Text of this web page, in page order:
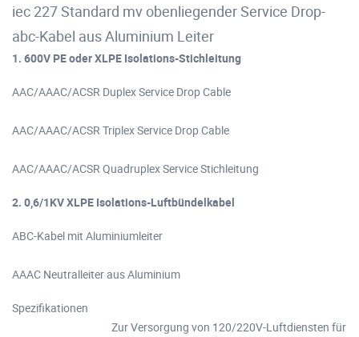
iec 227 Standard mv obenliegender Service Drop-
abc-Kabel aus Aluminium Leiter
1. 600V PE oder XLPE Isolations-Stichleitung
AAC/AAAC/ACSR Duplex Service Drop Cable
AAC/AAAC/ACSR Triplex Service Drop Cable
AAC/AAAC/ACSR Quadruplex Service Stichleitung
2. 0,6/1KV XLPE Isolations-Luftbündelkabel
ABC-Kabel mit Aluminiumleiter
AAAC Neutralleiter aus Aluminium
Spezifikationen
Zur Versorgung von 120/220V-Luftdiensten für